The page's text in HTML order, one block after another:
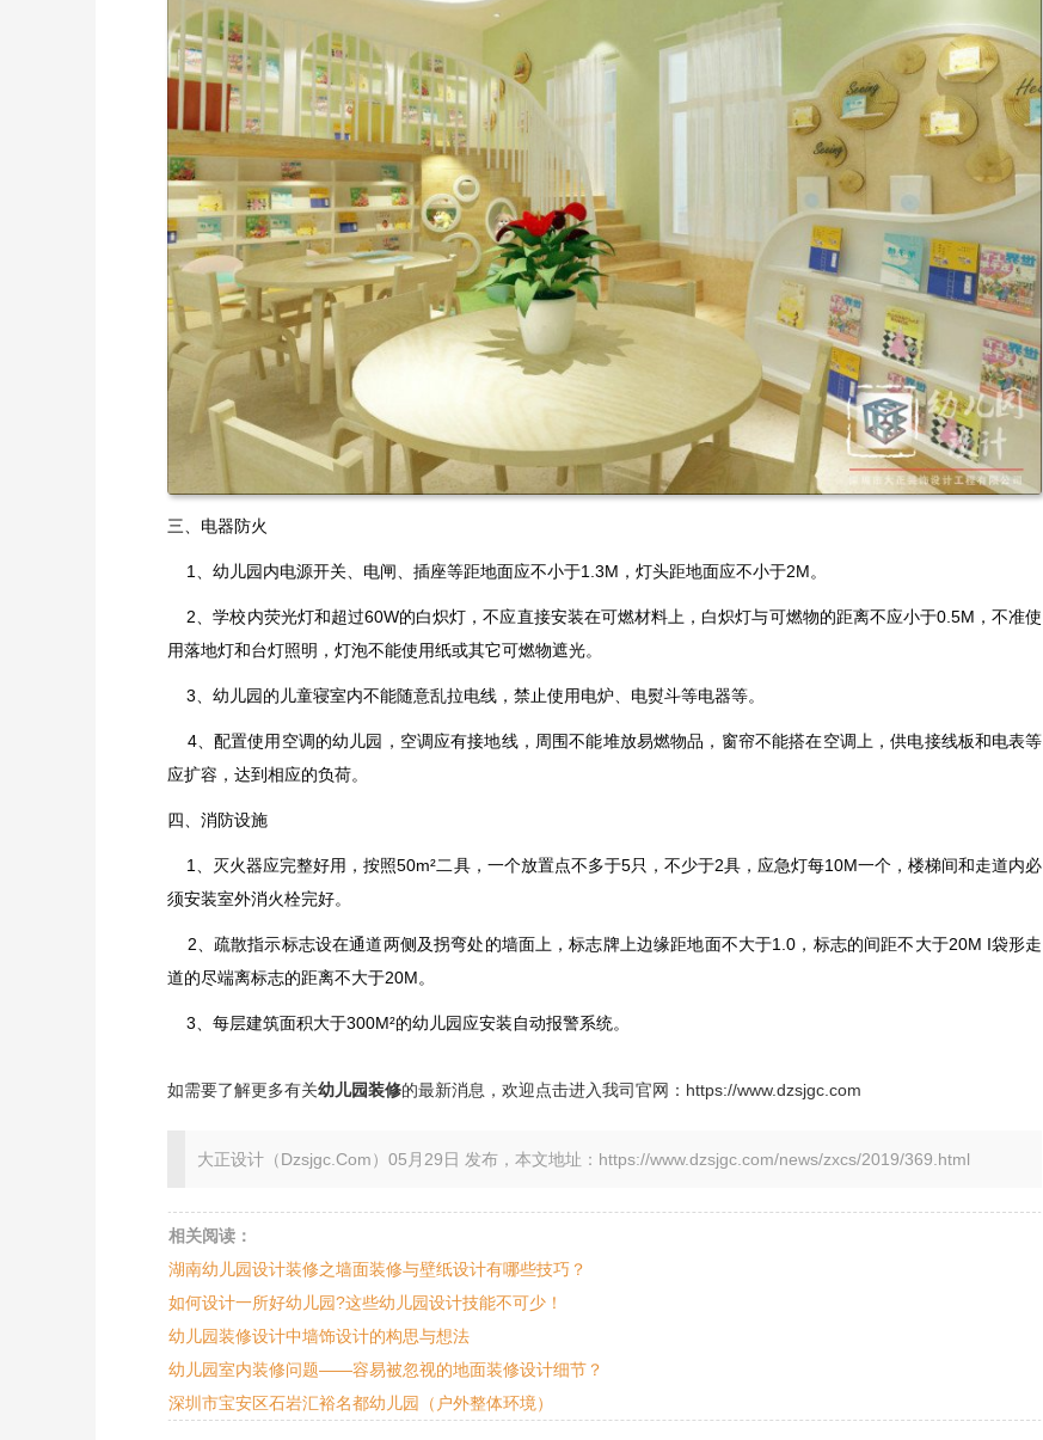
三、电器防火
1、幼儿园内电源开关、电闸、插座等距地面应不小于1.3M，灯头距地面应不小于2M。
2、学校内荧光灯和超过60W的白炽灯，不应直接安装在可燃材料上，白炽灯与可燃物的距离不应小于0.5M，不准使
用落地灯和台灯照明，灯泡不能使用纸或其它可燃物遮光。
3、幼儿园的儿童寝室内不能随意乱拉电线，禁止使用电炉、电熨斗等电器等。
4、配置使用空调的幼儿园，空调应有接地线，周围不能堆放易燃物品，窗帘不能搭在空调上，供电接线板和电表等
应扩容，达到相应的负荷。
四、消防设施
1、灭火器应完整好用，按照50m²二具，一个放置点不多于5只，不少于2具，应急灯每10M一个，楼梯间和走道内必
须安装室外消火栓完好。
2、疏散指示标志设在通道两侧及拐弯处的墙面上，标志牌上边缘距地面不大于1.0，标志的间距不大于20M I袋形走
道的尽端离标志的距离不大于20M。
3、每层建筑面积大于300M²的幼儿园应安装自动报警系统。
如需要了解更多有关幼儿园装修的最新消息，欢迎点击进入我司官网： https://www.dzsjgc.com
大正设计（Dzsjgc.Com）05月29日 发布，本文地址：https://www.dzsjgc.com/news/zxcs/2019/369.html
相关阅读：
湖南幼儿园设计装修之墙面装修与壁纸设计有哪些技巧？
如何设计一所好幼儿园?这些幼儿园设计技能不可少！
幼儿园装修设计中墙饰设计的构思与想法
幼儿园室内装修问题——容易被忽视的地面装修设计细节？
深圳市宝安区石岩汇裕名都幼儿园（户外整体环境）